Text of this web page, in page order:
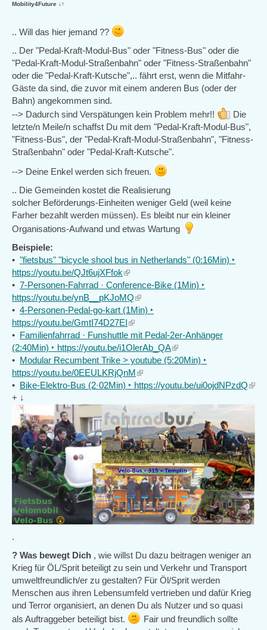
Mobility4Future ↓↑
.. Will das hier jemand ??
.. Der "Pedal-Kraft-Modul-Bus" oder "Fitness-Bus" oder die
"Pedal-Kraft-Modul-Straßenbahn" oder "Fitness-Straßenbahn"
oder die "Pedal-Kraft-Kutsche",.. fährt erst, wenn die Mitfahr-
Gäste da sind, die zuvor mit einem anderen Bus (oder der
Bahn) angekommen sind.
--> Dadurch sind Verspätungen kein Problem mehr!!
Die
letzte/n Meile/n schaffst Du mit dem "Pedal-Kraft-Modul-Bus",
"Fitness-Bus", der "Pedal-Kraft-Modul-Straßenbahn", "Fitness-
Straßenbahn" oder "Pedal-Kraft-Kutsche".
--> Deine Enkel werden sich freuen.
.. Die Gemeinden kostet die Realisierung
solcher Beförderungs-Einheiten weniger Geld (weil keine
Farher bezahlt werden müssen). Es bleibt nur ein kleiner
Organisations-Aufwand und etwas Wartung
Beispiele:
• "fietsbus" "bicycle shool bus in Netherlands" (0:16Min) ‣
https://youtu.be/QJt6ujXFfok(link
is
external)
• 7-Personen-Fahrrad · Conference-Bike (1Min) ‣
https://youtu.be/ynB__pKJoMQ(link
is
external)
• 4-Personen-Pedal-go-kart (1Min) ‣
https://youtu.be/GmtI74D27EI(link
is
external)
• Familienfahrrad · Funshuttle mit Pedal-2er-Anhänger
(2:40Min) ‣ https://youtu.be/i1OlerAb_QA(link
is
• Modular Recumbent Trike > youtube (5:20Min) ‣
https://youtu.be/0EEULKRjQnM(link
is
• Bike-Elektro-Bus (2·02Min) ‣ https://youtu.be/ui0ojdNPzdQ(link
+ ↓
.
? Was bewegt Dich , wie willst Du dazu beitragen weniger an
Krieg für ÖL/Sprit beteiligt zu sein und Verkehr und Transport
umweltfreundlich/er zu gestalten? Für Öl/Sprit werden
Menschen aus ihren Lebensumfeld vertrieben und dafür Krieg
und Terror organisiert, an denen Du als Nutzer und so quasi
als Auftraggeber beteiligt bist.
Fair und freundlich sollte